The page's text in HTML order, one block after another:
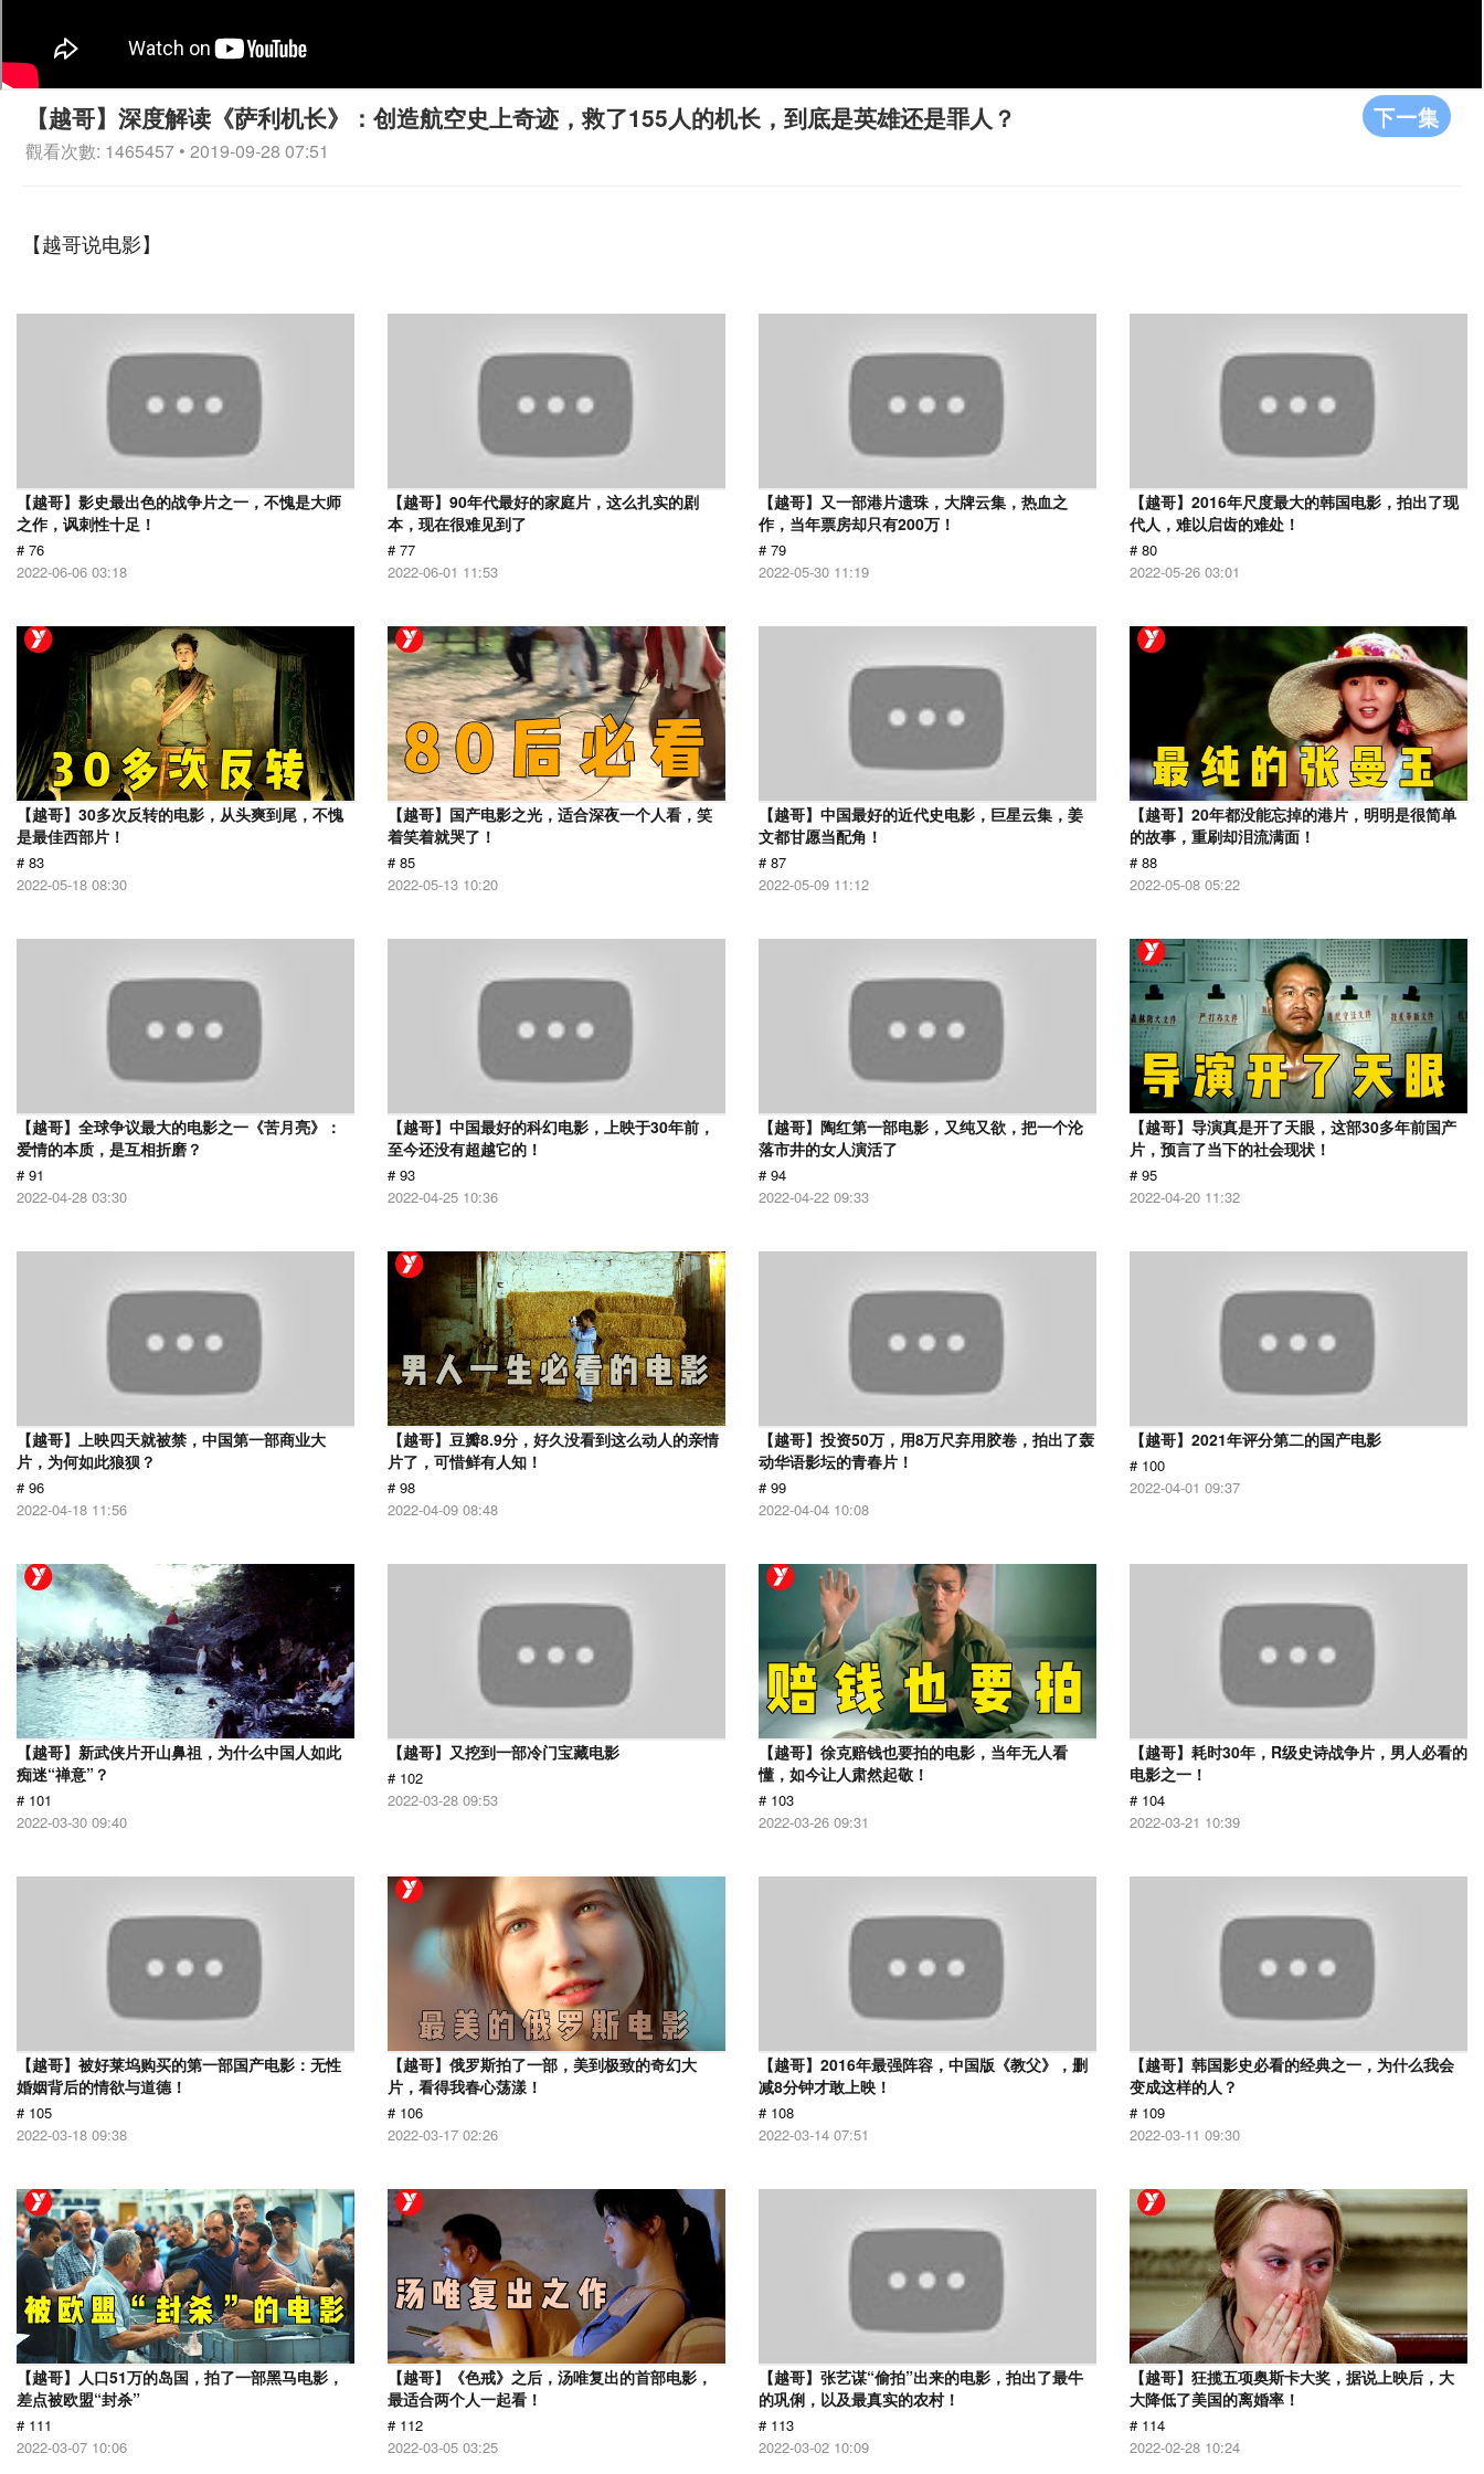
下一集
【越哥】深度解读《萨利机长》：创造航空史上奇迹，救了155人的机长，到底是英雄还是罪人？
觀看次數: 1465457 • 2019-09-28 07:51
【越哥说电影】
【越哥】影史最出色的战争片之一，不愧是大师
之作，讽刺性十足！
# 76
2022-06-06 03:18
【越哥】90年代最好的家庭片，这么扎实的剧
本，现在很难见到了
# 77
2022-06-01 11:53
【越哥】又一部港片遗珠，大牌云集，热血之
作，当年票房却只有200万！
# 79
2022-05-30 11:19
【越哥】2016年尺度最大的韩国电影，拍出了现
代人，难以启齿的难处！
# 80
2022-05-26 03:01
【越哥】30多次反转的电影，从头爽到尾，不愧
是最佳西部片！
# 83
2022-05-18 08:30
【越哥】国产电影之光，适合深夜一个人看，笑
着笑着就哭了！
# 85
2022-05-13 10:20
【越哥】中国最好的近代史电影，巨星云集，姜
文都甘愿当配角！
# 87
2022-05-09 11:12
【越哥】20年都没能忘掉的港片，明明是很简单
的故事，重刷却泪流满面！
# 88
2022-05-08 05:22
【越哥】全球争议最大的电影之一《苦月亮》：
爱情的本质，是互相折磨？
# 91
2022-04-28 03:30
【越哥】中国最好的科幻电影，上映于30年前，
至今还没有超越它的！
# 93
2022-04-25 10:36
【越哥】陶红第一部电影，又纯又欲，把一个沦
落市井的女人演活了
# 94
2022-04-22 09:33
【越哥】导演真是开了天眼，这部30多年前国产
片，预言了当下的社会现状！
# 95
2022-04-20 11:32
【越哥】上映四天就被禁，中国第一部商业大
片，为何如此狼狈？
# 96
2022-04-18 11:56
【越哥】豆瓣8.9分，好久没看到这么动人的亲情
片了，可惜鲜有人知！
# 98
2022-04-09 08:48
【越哥】投资50万，用8万尺弃用胶卷，拍出了轰
动华语影坛的青春片！
# 99
2022-04-04 10:08
【越哥】2021年评分第二的国产电影
# 100
2022-04-01 09:37
【越哥】新武侠片开山鼻祖，为什么中国人如此
痴迷“禅意”？
# 101
2022-03-30 09:40
【越哥】又挖到一部冷门宝藏电影
# 102
2022-03-28 09:53
【越哥】徐克赔钱也要拍的电影，当年无人看
懂，如今让人肃然起敬！
# 103
2022-03-26 09:31
【越哥】耗时30年，R级史诗战争片，男人必看的
电影之一！
# 104
2022-03-21 10:39
【越哥】被好莱坞购买的第一部国产电影：无性
婚姻背后的情欲与道德！
# 105
2022-03-18 09:38
【越哥】俄罗斯拍了一部，美到极致的奇幻大
片，看得我春心荡漾！
# 106
2022-03-17 02:26
【越哥】2016年最强阵容，中国版《教父》，删
减8分钟才敢上映！
# 108
2022-03-14 07:51
【越哥】韩国影史必看的经典之一，为什么我会
变成这样的人？
# 109
2022-03-11 09:30
【越哥】人口51万的岛国，拍了一部黑马电影，
差点被欧盟“封杀”
# 111
2022-03-07 10:06
【越哥】《色戒》之后，汤唯复出的首部电影，
最适合两个人一起看！
# 112
2022-03-05 03:25
【越哥】张艺谋“偷拍”出来的电影，拍出了最牛
的巩俐，以及最真实的农村！
# 113
2022-03-02 10:09
【越哥】狂揽五项奥斯卡大奖，据说上映后，大
大降低了美国的离婚率！
# 114
2022-02-28 10:24